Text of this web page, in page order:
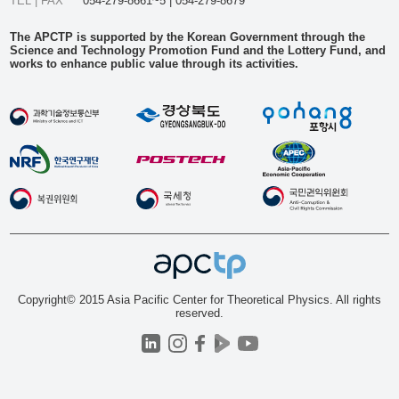
The APCTP is supported by the Korean Government through the
Science and Technology Promotion Fund and the Lottery Fund, and
works to enhance public value through its activities.
Copyright© 2015 Asia Pacific Center for Theoretical Physics. All rights
reserved.